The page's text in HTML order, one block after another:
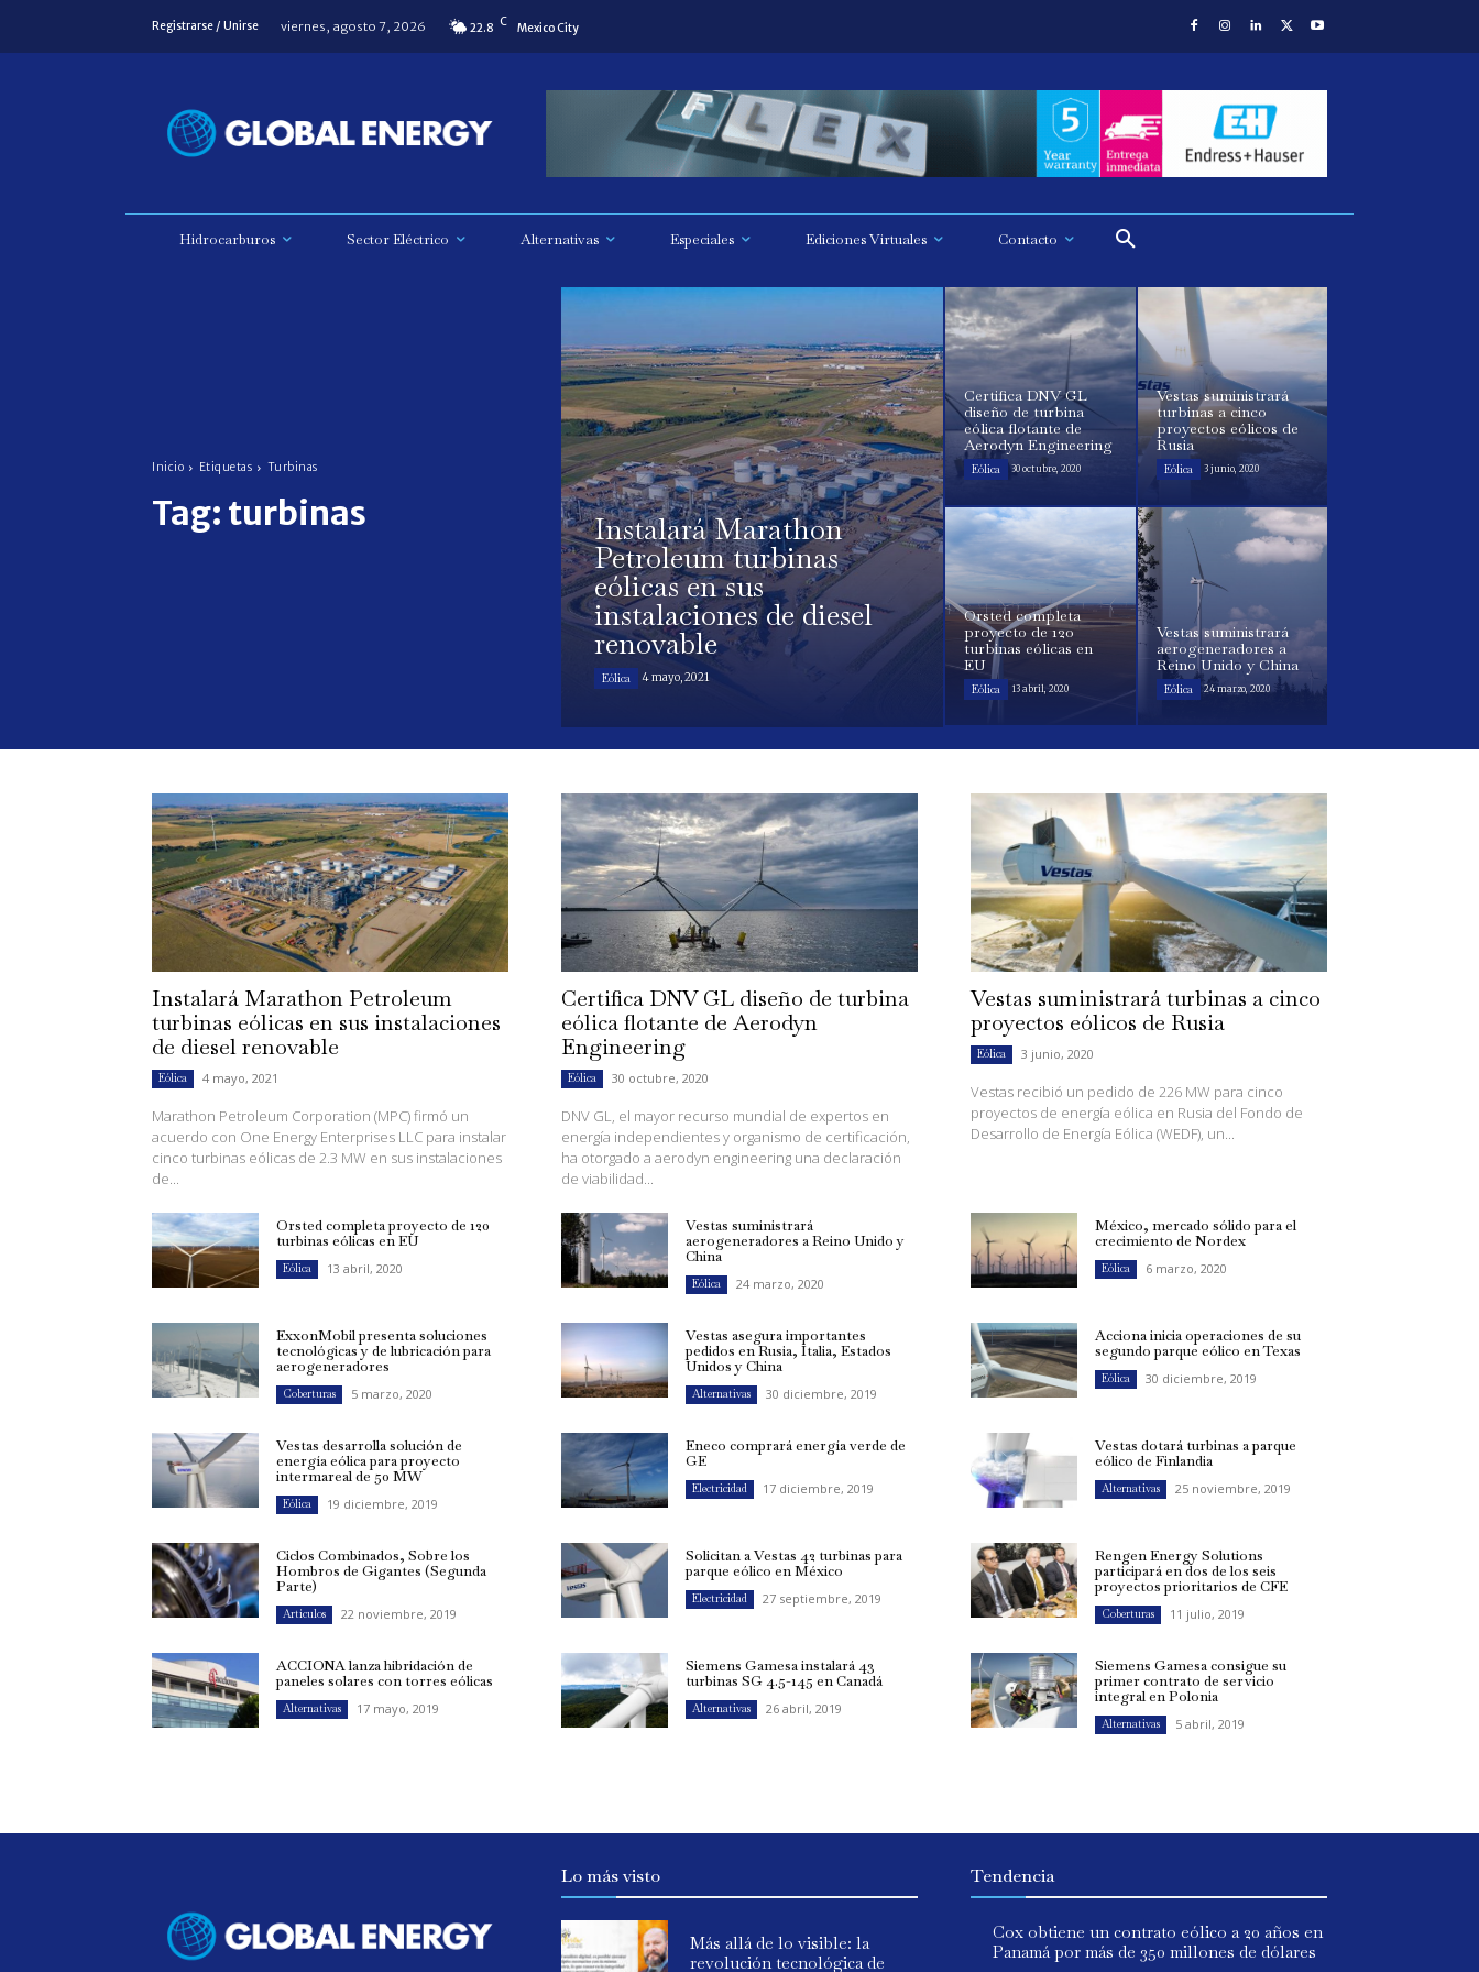
Registrarse / Unirse viernes, agosto 7, 2026 22.8 C Mexico City
Hidrocarburos Sector Eléctrico Alternativas Especiales Ediciones Virtuales Contacto
Inicio Etiquetas Turbinas
Tag: turbinas Instalará Marathon
Petroleum turbinas
eólicas en sus
instalaciones de diesel
renovable
Eólica 4 mayo, 2021
Certifica DNV GL
diseño de turbina
eólica flotante de
Aerodyn Engineering
Eólica 30 octubre, 2020
Vestas suministrará
turbinas a cinco
proyectos eólicos de
Rusia
Eólica 3 junio, 2020
Orsted completa
proyecto de 120
turbinas eólicas en
EU
Eólica 13 abril, 2020
Vestas suministrará
aerogeneradores a
Reino Unido y China
Eólica 24 marzo, 2020
Instalará Marathon Petroleum
turbinas eólicas en sus instalaciones
de diesel renovable
Eólica 4 mayo, 2021
Marathon Petroleum Corporation (MPC) firmó un
acuerdo con One Energy Enterprises LLC para instalar
cinco turbinas eólicas de 2.3 MW en sus instalaciones
de...
Certifica DNV GL diseño de turbina
eólica flotante de Aerodyn
Engineering
Eólica 30 octubre, 2020
DNV GL, el mayor recurso mundial de expertos en
energía independientes y organismo de certificación,
ha otorgado a aerodyn engineering una declaración
de viabilidad...
Vestas suministrará turbinas a cinco
proyectos eólicos de Rusia
Eólica 3 junio, 2020
Vestas recibió un pedido de 226 MW para cinco
proyectos de energía eólica en Rusia del Fondo de
Desarrollo de Energía Eólica (WEDF), un...
Orsted completa proyecto de 120
turbinas eólicas en EU
Eólica 13 abril, 2020
Vestas suministrará
aerogeneradores a Reino Unido y
China
Eólica 24 marzo, 2020
México, mercado sólido para el
crecimiento de Nordex
Eólica 6 marzo, 2020
ExxonMobil presenta soluciones
tecnológicas y de lubricación para
aerogeneradores
Coberturas 5 marzo, 2020
Vestas asegura importantes
pedidos en Rusia, Italia, Estados
Unidos y China
Alternativas 30 diciembre, 2019
Acciona inicia operaciones de su
segundo parque eólico en Texas
Eólica 30 diciembre, 2019
Vestas desarrolla solución de
energía eólica para proyecto
intermareal de 50 MW
Eólica 19 diciembre, 2019
Eneco comprará energía verde de
GE
Electricidad 17 diciembre, 2019
Vestas dotará turbinas a parque
eólico de Finlandia
Alternativas 25 noviembre, 2019
Ciclos Combinados, Sobre los
Hombros de Gigantes (Segunda
Parte)
Artículos 22 noviembre, 2019
Solicitan a Vestas 42 turbinas para
parque eólico en México
Electricidad 27 septiembre, 2019
Rengen Energy Solutions
participará en dos de los seis
proyectos prioritarios de CFE
Coberturas 11 julio, 2019
ACCIONA lanza hibridación de
paneles solares con torres eólicas
Alternativas 17 mayo, 2019
Siemens Gamesa instalará 43
turbinas SG 4.5-145 en Canadá
Alternativas 26 abril, 2019
Siemens Gamesa consigue su
primer contrato de servicio
integral en Polonia
Alternativas 5 abril, 2019
Lo más visto
Más allá de lo visible: la
revolución tecnológica de
Tendencia
Cox obtiene un contrato eólico a 20 años en
Panamá por más de 350 millones de dólares